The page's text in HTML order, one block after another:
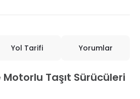
Yol Tarifi Yorumlar
Motorlu Taşıt Sürücüleri